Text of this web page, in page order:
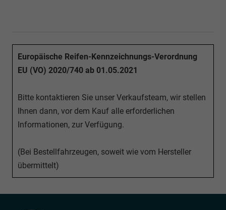
Europäische Reifen-Kennzeichnungs-Verordnung
EU (VO) 2020/740 ab 01.05.2021
Bitte kontaktieren Sie unser Verkaufsteam, wir stellen
Ihnen dann, vor dem Kauf alle erforderlichen
Informationen, zur Verfügung.
(Bei Bestellfahrzeugen, soweit wie vom Hersteller
übermittelt)